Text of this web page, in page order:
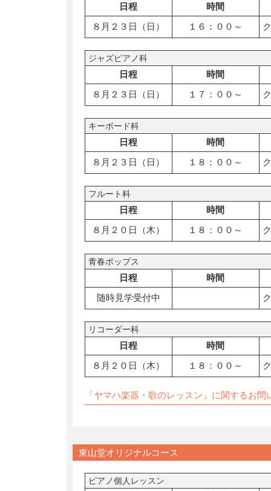
日程
時間
８月２３日（日）
１６：００～
ジャズピアノ科
日程
時間
８月２３日（日）
１７：００～
キーボード科
日程
時間
８月２３日（日）
１８：００～
フルート科
日程
時間
８月２０日（木）
１８：００～
青春ポップス
日程
時間
随時見学受付中
リコーダー科
日程
時間
８月２０日（木）
１８：００～
「ヤマハ楽器・歌のレッスン」に関するお問
東山堂オリジナルコース
ピアノ個人レッスン